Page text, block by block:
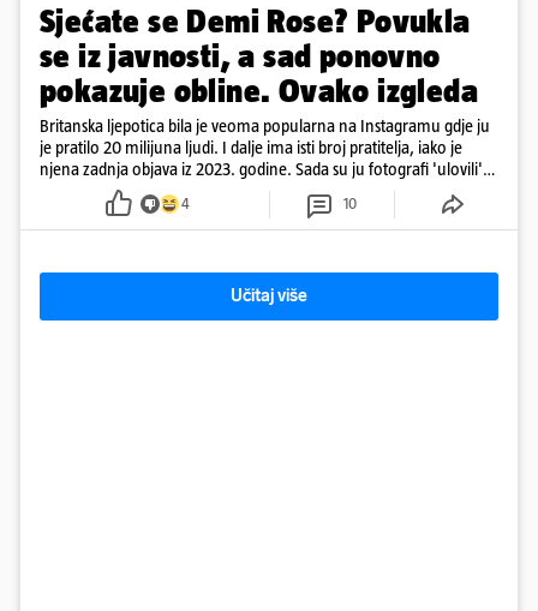
Sjećate se Demi Rose? Povukla
se iz javnosti, a sad ponovno
pokazuje obline. Ovako izgleda
Britanska ljepotica bila je veoma popularna na Instagramu gdje ju
je pratilo 20 milijuna ljudi. I dalje ima isti broj pratitelja, iako je
njena zadnja objava iz 2023. godine. Sada su ju fotografi 'ulovili'
4 10
Učitaj više